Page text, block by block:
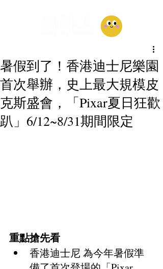
暑假到了！香港迪士尼樂園
首次舉辦，史上最大規模皮
克斯盛會，「Pixar夏日狂歡
趴」6/12~8/31期間限定
​重點搶先看
香港迪士尼 為今年暑假準